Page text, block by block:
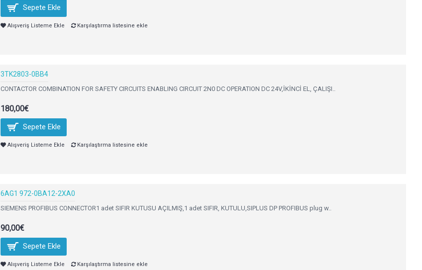
Sepete Ekle
Alışveriş Listeme Ekle Karşılaştırma listesine ekle
3TK2803-0BB4
CONTACTOR COMBINATION FOR SAFETY CIRCUITS ENABLING CIRCUIT 2N0 DC OPERATION DC 24V,İKİNCİ EL, ÇALIŞI..
180,00€
Sepete Ekle
Alışveriş Listeme Ekle Karşılaştırma listesine ekle
6AG1 972-0BA12-2XA0
SIEMENS PROFIBUS CONNECTOR1 adet SIFIR KUTUSU AÇILMIŞ,1 adet SIFIR, KUTULU,SIPLUS DP PROFIBUS plug w..
90,00€
Sepete Ekle
Alışveriş Listeme Ekle Karşılaştırma listesine ekle